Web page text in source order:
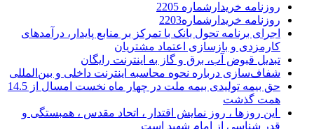
روزنامه خریدارشماره 2205
روزنامه خریدارشماره2203
اجرای برنامه تحول بانک با تمرکز بر منابع پایدار، درآمدهای
کارمزدی و بازسازی اعتماد مشتریان
تبدیل قبوض آب، برق و گاز به اینترنت رایگان
شفاف‌سازی درباره نحوه محاسبه اینترنت داخلی و بین‌المللی
حق بیمه تولیدی بیمه ملت در چهار ماه نخست امسال از 14.5
همت گذشت
این روزها ، روز نمایش اقتدار ، اتحاد مقدس ، همبستگی و
قدر شناسی از امام شهید است